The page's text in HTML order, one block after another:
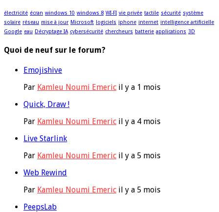
électricité écran windows 10 windows 8 WI-FI vie privée tactile sécurité système
solaire réseau mise à jour Microsoft logiciels iphone internet intelligence artificielle
Google eau Décryptage IA cybersécurité chercheurs batterie applications 3D
Quoi de neuf sur le forum?
Emojishive
Par Kamleu Noumi Emeric il y a 1 mois
Quick, Draw !
Par Kamleu Noumi Emeric il y a 4 mois
Live Starlink
Par Kamleu Noumi Emeric il y a 5 mois
Web Rewind
Par Kamleu Noumi Emeric il y a 5 mois
PeepsLab